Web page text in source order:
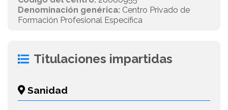
Denominación genérica: Centro Privado de
Formación Profesional Específica
Titulaciones impartidas
Sanidad